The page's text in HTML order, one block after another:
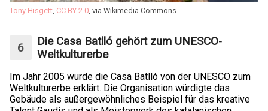
Tony Hisgett CC BY 2.0 , via Wikimedia Commons
Die Casa Batlló gehört zum UNESCO-
Weltkulturerbe
Im Jahr 2005 wurde die Casa Batlló von der UNESCO zum
Weltkulturerbe erklärt. Die Organisation würdigte das
Gebäude als außergewöhnliches Beispiel für das kreative